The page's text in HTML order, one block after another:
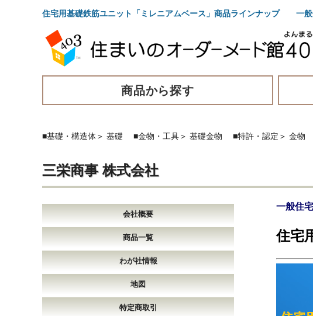
住宅用基礎鉄筋ユニット「ミレニアムベース」商品ラインナップ 一般
商品から探す
■基礎・構造体＞ 基礎 ■金物・工具＞ 基礎金物 ■特許・認定 ＞ 金物
三栄商事 株式会社
会社概要
商品一覧
わが社情報
地図
特定商取引
一般住
住宅